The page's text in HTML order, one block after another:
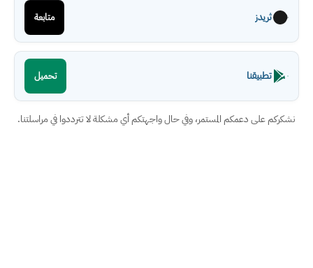
ثريدز متابعة
تطبيقنا تحميل
نشكركم على دعمكم المستمر، وفي حال واجهتكم أي مشكلة لا تترددوا في مراسلتنا.